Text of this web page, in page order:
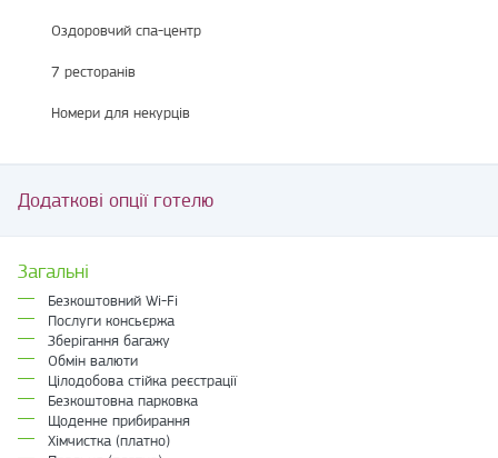
Оздоровчий спа-центр
7 ресторанів
Номери для некурців
Додаткові опції готелю
Загальні
Безкоштовний Wi-Fi
Послуги консьєржа
Зберігання багажу
Обмін валюти
Цілодобова стійка реєстрації
Безкоштовна парковка
Щоденне прибирання
Хімчистка (платно)